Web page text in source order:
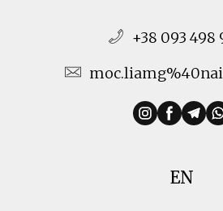
+38 093 498
EN